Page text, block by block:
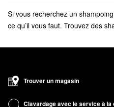
Si vous recherchez un
ce qu’il vous faut. Trouvez des
cheveux proposés par des
manquent à votre rituel de soins
Trouver un magasin
Clavardage avec le service à la